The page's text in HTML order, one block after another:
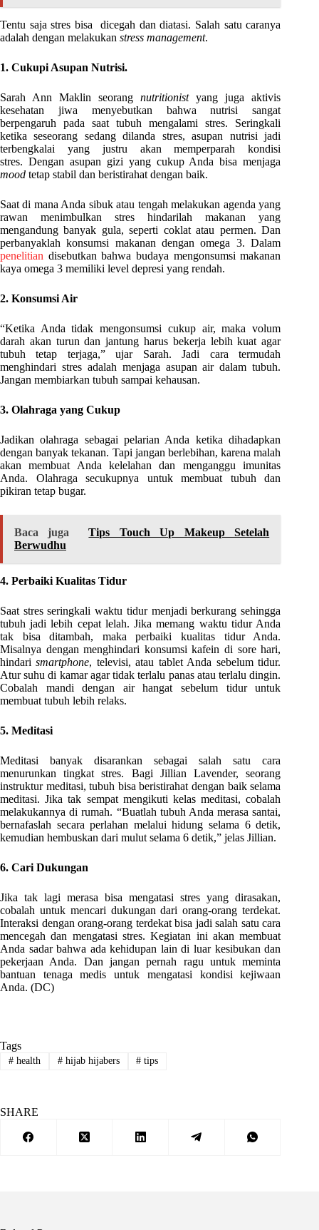
Tentu saja stres bisa dicegah dan diatasi. Salah satu caranya
adalah dengan melakukan stress management.
1. Cukupi Asupan Nutrisi.
Sarah Ann Maklin seorangnutritionistyang juga aktivis
kesehatan jiwa menyebutkan bahwa nutrisi sangat
berpengaruh pada saat tubuh mengalami stres. Seringkali
ketika seseorang sedang dilanda stres, asupan nutrisi jadi
terbengkalai yang justru akan memperparah kondisi
stres. Dengan asupan gizi yang cukup Anda bisa menjaga
mood tetap stabil dan beristirahat dengan baik.
Saat di mana Anda sibuk atau tengah melakukan agenda yang
rawan menimbulkan stres hindarilah makanan yang
mengandung banyak gula, seperti coklat atau permen. Dan
perbanyaklah konsumsi makanan dengan omega 3. Dalam
penelitian disebutkan bahwa budaya mengonsumsi makanan
kaya omega 3 memiliki level depresi yang rendah.
2. Konsumsi Air
“Ketika Anda tidak mengonsumsi cukup air, maka volum
darah akan turun dan jantung harus bekerja lebih kuat agar
tubuh tetap terjaga,” ujar Sarah. Jadi cara termudah
menghindari stres adalah menjaga asupan air dalam tubuh.
Jangan membiarkan tubuh sampai kehausan.
3. Olahraga yang Cukup
Jadikan olahraga sebagai pelarian Anda ketika dihadapkan
dengan banyak tekanan. Tapi jangan berlebihan, karena malah
akan membuat Anda kelelahan dan menganggu imunitas
Anda. Olahraga secukupnya untuk membuat tubuh dan
pikiran tetap bugar.
Baca juga
Tips Touch Up Makeup Setelah
Berwudhu
4. Perbaiki Kualitas Tidur
Saat stres seringkali waktu tidur menjadi berkurang sehingga
tubuh jadi lebih cepat lelah. Jika memang waktu tidur Anda
tak bisa ditambah, maka perbaiki kualitas tidur Anda.
Misalnya dengan menghindari konsumsi kafein di sore hari,
hindarismartphone, televisi, atau tablet Anda sebelum tidur.
Atur suhu di kamar agar tidak terlalu panas atau terlalu dingin.
Cobalah mandi dengan air hangat sebelum tidur untuk
membuat tubuh lebih relaks.
5. Meditasi
Meditasi banyak disarankan sebagai salah satu cara
menurunkan tingkat stres. Bagi Jillian Lavender, seorang
instruktur meditasi, tubuh bisa beristirahat dengan baik selama
meditasi. Jika tak sempat mengikuti kelas meditasi, cobalah
melakukannya di rumah. “Buatlah tubuh Anda merasa santai,
bernafaslah secara perlahan melalui hidung selama 6 detik,
kemudian hembuskan dari mulut selama 6 detik,” jelas Jillian.
6. Cari Dukungan
Jika tak lagi merasa bisa mengatasi stres yang dirasakan,
cobalah untuk mencari dukungan dari orang-orang terdekat.
Interaksi dengan orang-orang terdekat bisa jadi salah satu cara
mencegah dan mengatasi stres. Kegiatan ini akan membuat
Anda sadar bahwa ada kehidupan lain di luar kesibukan dan
pekerjaan Anda. Dan jangan pernah ragu untuk meminta
bantuan tenaga medis untuk mengatasi kondisi kejiwaan
Anda. (DC)
Tags
#health #hijab hijabers # tips
SHARE